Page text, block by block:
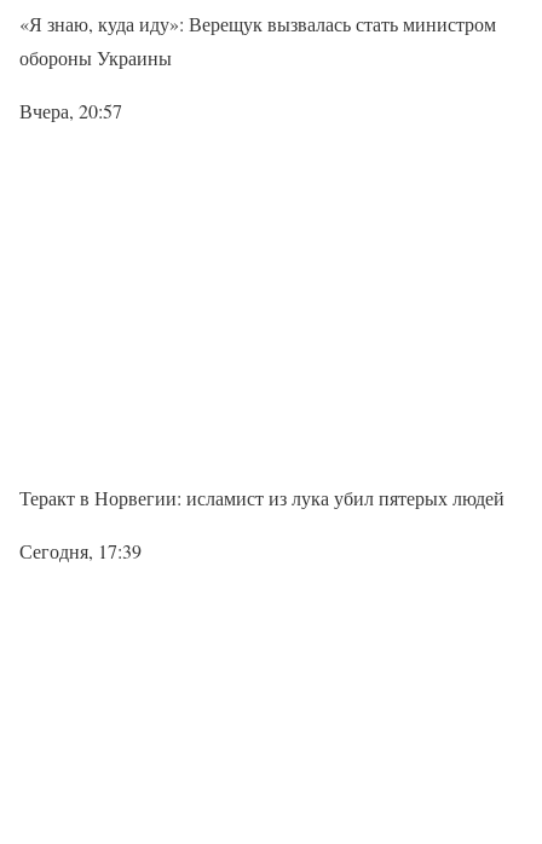
«Я знаю, куда иду»: Верещук вызвалась стать министром
обороны Украины
Вчера, 20:57
Теракт в Норвегии: исламист из лука убил пятерых людей
Сегодня, 17:39